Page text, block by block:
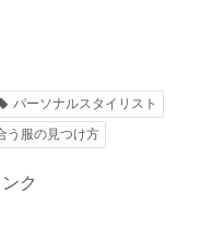
パーソナルスタイリスト
う服の見つけ方
ク